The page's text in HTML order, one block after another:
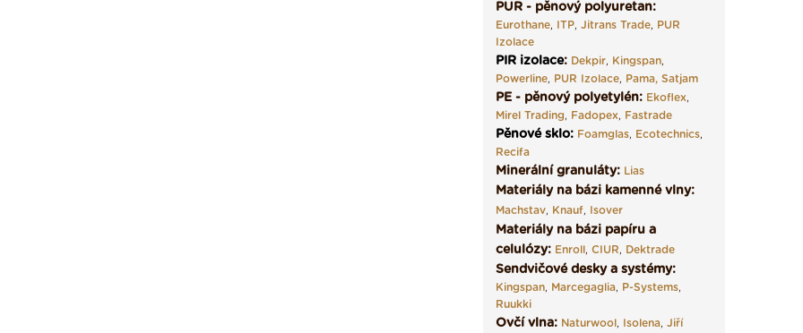
PUR - pěnový polyuretan:
Eurothane, ITP, Jitrans Trade, PUR
Izolace
PIR izolace: Dekpir, Kingspan,
Powerline, PUR Izolace, Pama, Satjam
PE - pěnový polyetylén: Ekoflex,
Mirel Trading, Fadopex, Fastrade
Pěnové sklo: Foamglas, Ecotechnics,
Recifa
Minerální granuláty: Lias
Materiály na bázi kamenné vlny:
Machstav, Knauf, Isover
Materiály na bázi papíru a
celulózy: Enroll, CIUR, Dektrade
Sendvičové desky a systémy:
Kingspan, Marcegaglia, P-Systems,
Ruukki
Ovčí vlna: Naturwool, Isolena, Jiří